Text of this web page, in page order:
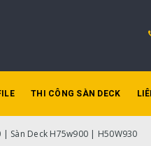
THI CÔNG SÀN DECK
| Sàn Deck H75w900 | H50W930